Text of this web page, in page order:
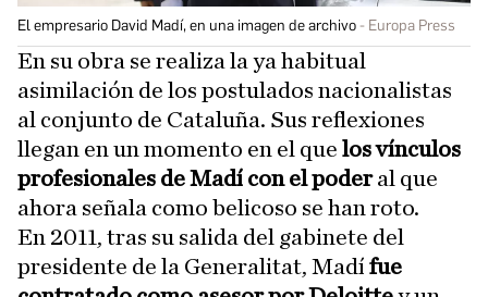
El empresario David Madí, en una imagen de archivo Europa Press
En su obra se realiza la ya habitual
asimilación de los postulados nacionalistas
al conjunto de Cataluña. Sus reflexiones
llegan en un momento en el que los vínculos
profesionales de Madí con el poderal que
ahora señala como belicoso se han roto.
En 2011, tras su salida del gabinete del
presidente de la Generalitat, Madí fue